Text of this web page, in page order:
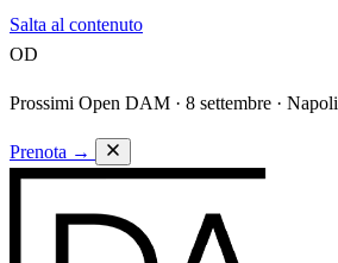
Salta al contenuto
OD
Prossimi Open DAM · 8 settembre ·
Prenota →